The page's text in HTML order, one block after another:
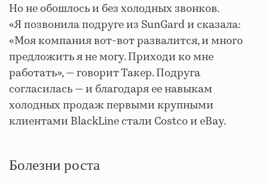
Но не обошлось и без холодных звонков.
«Я позвонила подруге из SunGard и сказала:
«Моя компания вот-вот развалится, и много
предложить я не могу. Приходи ко мне
работать», — говорит Такер. Подруга
согласилась — и благодаря ее навыкам
холодных продаж первыми крупными
клиентами BlackLine стали Costco и eBay.
Болезни роста